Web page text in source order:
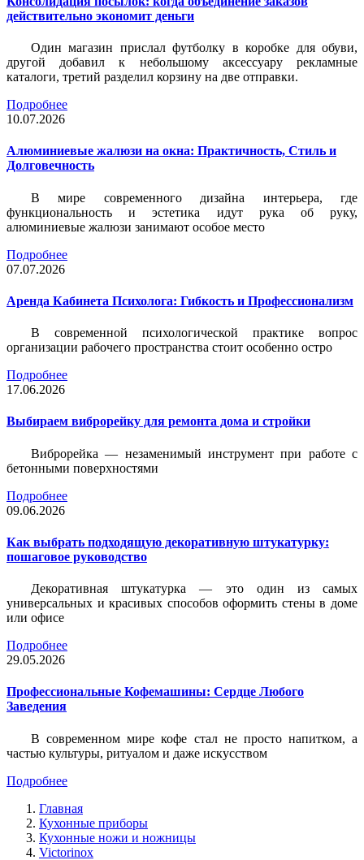
действительно экономит деньги
Один магазин прислал футболку в коробке для обуви,
другой добавил к небольшому аксессуару рекламные
каталоги, третий разделил корзину на две отправки.
Подробнее
10.07.2026
Алюминиевые жалюзи на окна: Практичность, Стиль и
Долговечность
В мире современного дизайна интерьера, где
функциональность и эстетика идут рука об руку,
алюминиевые жалюзи занимают особое место
Подробнее
07.07.2026
Аренда Кабинета Психолога: Гибкость и Профессионализм
В современной психологической практике вопрос
организации рабочего пространства стоит особенно остро
Подробнее
17.06.2026
Выбираем виброрейку для ремонта дома и стройки
Виброрейка — незаменимый инструмент при работе с
бетонными поверхностями
Подробнее
09.06.2026
Как выбрать подходящую декоративную штукатурку:
пошаговое руководство
Декоративная штукатурка — это один из самых
универсальных и красивых способов оформить стены в доме
или офисе
Подробнее
29.05.2026
Профессиональные Кофемашины: Сердце Любого
Заведения
В современном мире кофе стал не просто напитком, а
частью культуры, ритуалом и даже искусством
Подробнее
Главная
Кухонные приборы
Кухонные ножи и ножницы
Victorinox